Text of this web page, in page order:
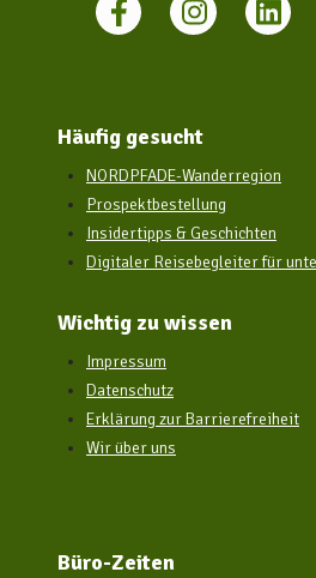
Zudem gibt es zahlreiche
Häufig gesucht
NORDPFADE-Wanderregion
Prospektbestellung
Insidertipps & Geschichten
Digitaler Reisebegleiter für
Wichtig zu wissen
Impressum
Datenschutz
Erklärung zur Barrierefreiheit
Wir über uns
Büro-Zeiten